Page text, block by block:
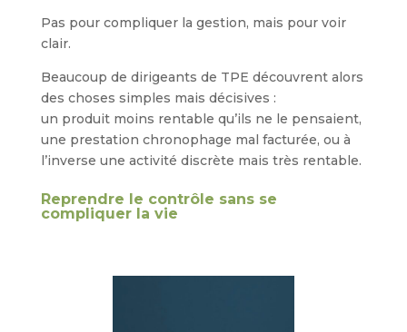
Pas pour compliquer la gestion, mais pour voir
clair.
Beaucoup de dirigeants de TPE découvrent alors
des choses simples mais décisives :
un produit moins rentable qu’ils ne le pensaient,
une prestation chronophage mal facturée, ou à
l’inverse une activité discrète mais très rentable.
Reprendre le contrôle sans se
compliquer la vie